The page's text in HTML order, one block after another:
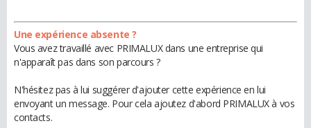
Une expérience absente ?
Vous avez travaillé avec PRIMALUX dans une entreprise qui
n'apparaît pas dans son parcours ?
N'hésitez pas à lui suggérer d'ajouter cette expérience en lui
envoyant un message. Pour cela ajoutez d'abord PRIMALUX à vos
contacts.